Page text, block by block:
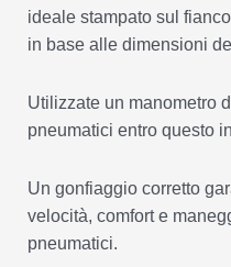
ideale stampato sul
in base alle dimensioni
Utilizzate un manometro
pneumatici entro questo
Un gonfiaggio corretto
velocità, comfort e
pneumatici.